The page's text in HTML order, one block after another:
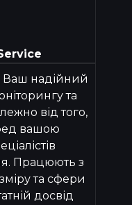
Ваш надійний
та
від того,
вашою
Працюють з
та сфери
досвід